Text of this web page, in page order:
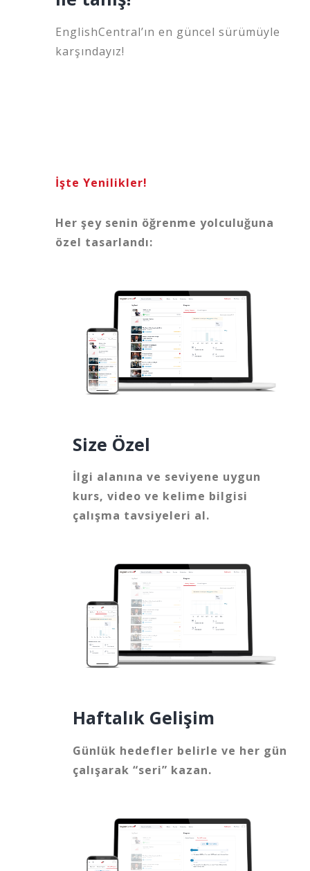
EnglishCentral’ın en güncel sürümüyle
karşındayız!
İşte Yenilikler!
Her şey senin öğrenme yolculuğuna
özel tasarlandı:
Size Özel
İlgi alanına ve seviyene uygun
kurs, video ve kelime bilgisi
çalışma tavsiyeleri al.
Haftalık Gelişim
Günlük hedefler belirle ve her gün
çalışarak “seri” kazan.